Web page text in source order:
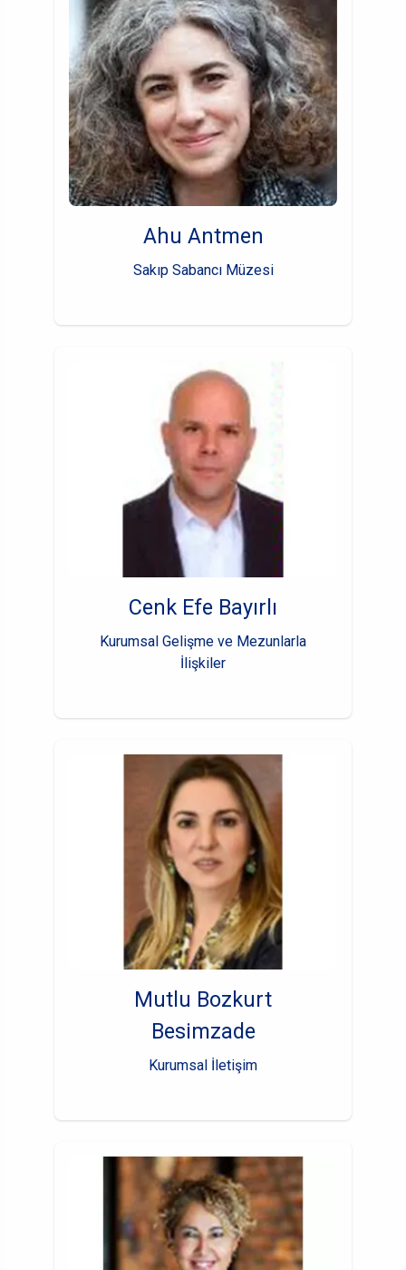
Ahu Antmen
Sakıp Sabancı Müzesi
Cenk Efe Bayırlı
Kurumsal Gelişme ve Mezunlarla
İlişkiler
Mutlu Bozkurt
Besimzade
Kurumsal İletişim